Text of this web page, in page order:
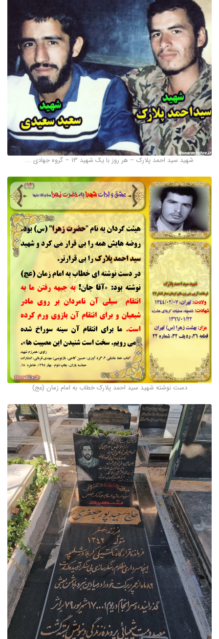
شهید سید احمد پلارک – هر روز با یک شهید 13 – گروه جهادی ...
دست نوشته شهید سید احمد پلارک خطاب به امام زمان (عج)